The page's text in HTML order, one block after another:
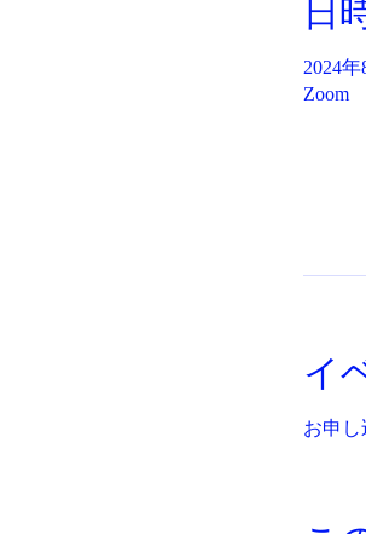
日
2024年
Zoom
イ
お申し